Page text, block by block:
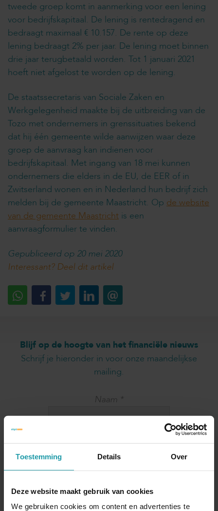
Toestemming Details Over
Deze website maakt gebruik van cookies
We gebruiken cookies om content en advertenties te
tweede groep komt in aanmerking voor een lening
voor bedrijfskapitaal. De lening is rentedragend en
bedraagt maximaal € 10.157. De rente op deze
lening bedraagt 2% per jaar. De lening moet binnen
drie jaar terugbetaald worden. Tot 1 januari 2021
hoeft niet afgelost te worden op de lening.
De staatssecretaris van Sociale Zaken en
Werkgelegenheid maakte bij de uitbreiding van de
Tozo met ondernemers in grenssituaties bekend
dat hij één gemeente wilde aanwijzen waar deze
groep de aanvraag kan indienen voor
bedrijfskapitaal. Met ingang van 18 mei kunnen
ondernemers die elders in de EU, de EER of in
Zwitserland wonen en in Nederland hun bedrijf zich
melden bij de gemeente Maastricht. Op de website
van de gemeente Maastricht is een
aanvraagformulier te vinden.
Gepubliceerd op 20 mei 2020
Interessant? Deel dit artikel
Blijf op de hoogte van het financiële nieuws
Schrijf je hieronder in voor onze maandelijkse
mailing.
Naam *